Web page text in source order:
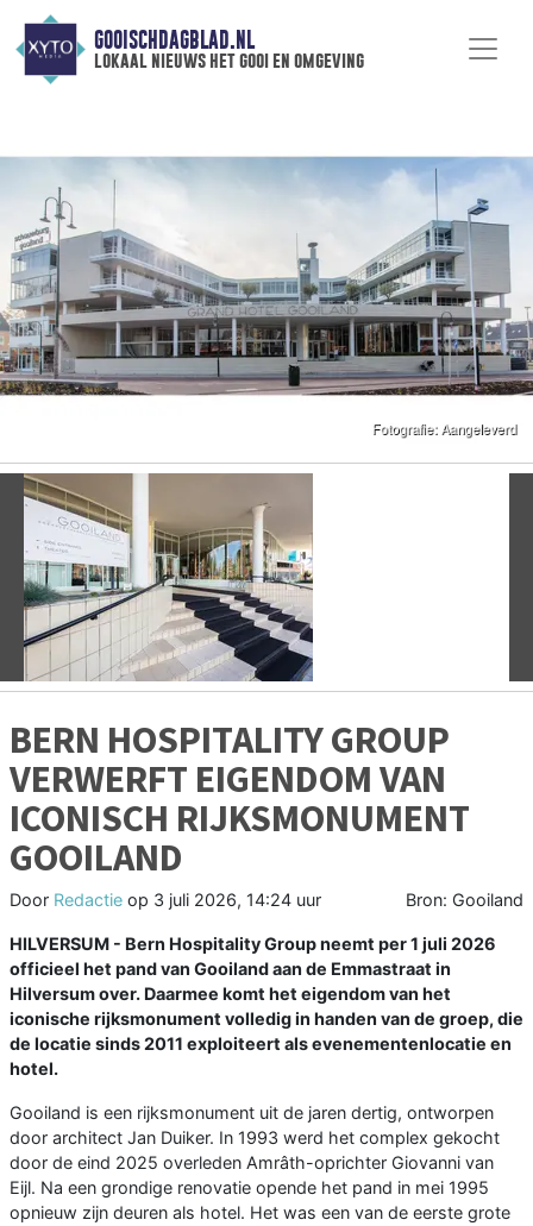
GOOISCHDAGBLAD.NL
lokaal nieuws het gooi en omgeving
Vorige
BERN HOSPITALITY GROUP
VERWERFT EIGENDOM VAN
ICONISCH RIJKSMONUMENT
GOOILAND
Door Redactie op 3 juli 2026, 14:24 uur Bron: Gooiland
HILVERSUM - Bern Hospitality Group neemt per 1 juli 2026
officieel het pand van Gooiland aan de Emmastraat in
Hilversum over. Daarmee komt het eigendom van het
iconische rijksmonument volledig in handen van de groep, die
de locatie sinds 2011 exploiteert als evenementenlocatie en
hotel.
Gooiland is een rijksmonument uit de jaren dertig, ontworpen
door architect Jan Duiker. In 1993 werd het complex gekocht
door de eind 2025 overleden Amrâth-oprichter Giovanni van
Eijl. Na een grondige renovatie opende het pand in mei 1995
opnieuw zijn deuren als hotel. Het was een van de eerste grote